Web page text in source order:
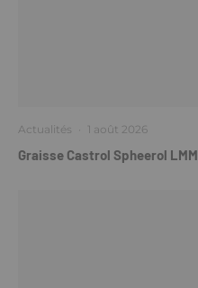
Actualités · 1 août 2026
Graisse Castrol Spheerol LMM